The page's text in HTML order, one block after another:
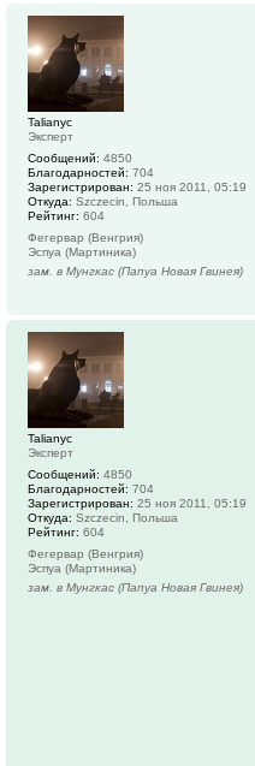
Talianyc
Эксперт
Сообщений: 4850
Благодарностей: 704
Зарегистрирован: 25 ноя 2011, 05:19
Откуда: Szczecin, Польша
Рейтинг: 604
Фегервар (Венгрия)
Эспуа (Мартиника)
зам. в Мунгкас (Папуа Новая Гвинея)
Talianyc
Эксперт
Сообщений: 4850
Благодарностей: 704
Зарегистрирован: 25 ноя 2011, 05:19
Откуда: Szczecin, Польша
Рейтинг: 604
Фегервар (Венгрия)
Эспуа (Мартиника)
зам. в Мунгкас (Папуа Новая Гвинея)